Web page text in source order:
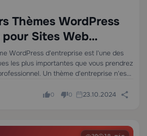
Thèmes WordPress
Sites Web
en 2025
WordPress d'entreprise est l'une des
les plus importantes que vous prendrez
Un thème d'entreprise n'est
la vitesse…
0 0 23.10.2024